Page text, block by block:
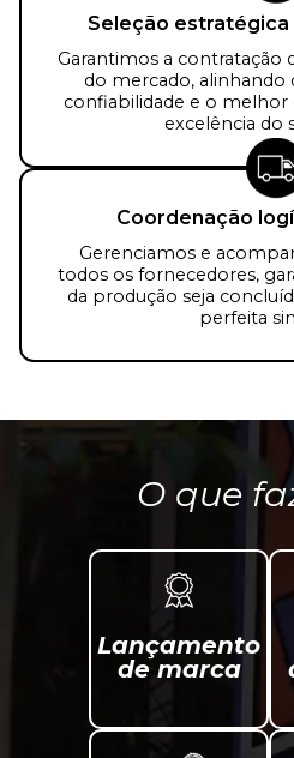
Seleção
Garantimos a contratação
do mercado, alinhando
confiabilidade e o
excelência do
Coordenação
Gerenciamos e
todos os fornecedores,
da produção seja
perfeita
O que
Lançamento
de marca